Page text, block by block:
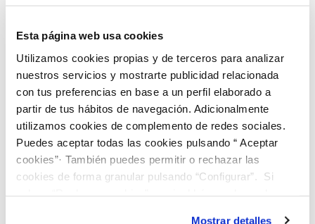
Esta página web usa cookies
Utilizamos cookies propias y de terceros para analizar
nuestros servicios y mostrarte publicidad relacionada
con tus preferencias en base a un perfil elaborado a
partir de tus hábitos de navegación. Adicionalmente
utilizamos cookies de complemento de redes sociales.
Puedes aceptar todas las cookies pulsando “ Aceptar
cookies”· También puedes permitir o rechazar las
cookies de forma granular pulsando “Configurar”. Si
Mostrar detalles
28 MAR 2023
celebra su tercer webinar del curso con la
primera mujer cablera de la historia